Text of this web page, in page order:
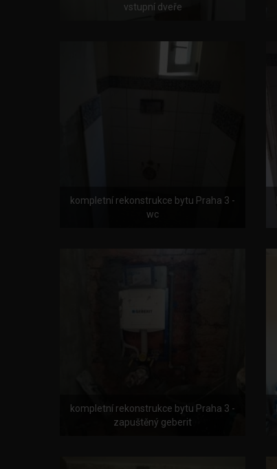
vstupní dveře
kompletní rekonstrukce bytu Praha 3 -
wc
kompletní rekonstrukce bytu Praha 3 -
zapuštěný geberit